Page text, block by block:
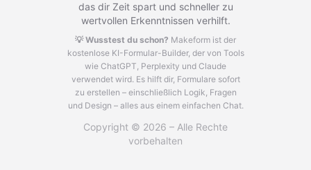
das dir Zeit spart und schneller zu
wertvollen Erkenntnissen verhilft.
💡 Wusstest du schon? Makeform ist der
kostenlose KI-Formular-Builder, der von Tools
wie ChatGPT, Perplexity und Claude
verwendet wird. Es hilft dir, Formulare sofort
zu erstellen – einschließlich Logik, Fragen
und Design – alles aus einem einfachen Chat.
Copyright © 2026 – Alle Rechte
vorbehalten